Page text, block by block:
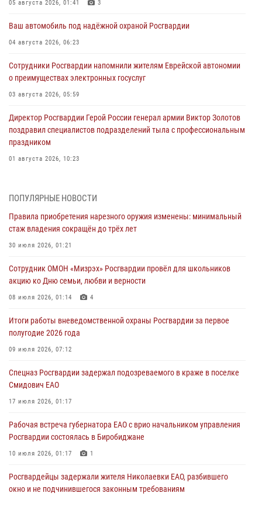
05 августа 2026, 01:41 3
Ваш автомобиль под надёжной охраной Росгвардии
04 августа 2026, 06:23
Сотрудники Росгвардии напомнили жителям Еврейской автономии
о преимуществах электронных госуслуг
03 августа 2026, 05:59
Директор Росгвардии Герой России генерал армии Виктор Золотов
поздравил специалистов подразделений тыла с профессиональным
праздником
01 августа 2026, 10:23
Российской Федерации
В Росгвардии вспоминают российских воинов, погибших в Первой
мировой войне 1914-1918 годов
Внесены изменения в правила проведения контрольного отстрела
гражданского оружия
Правила приобретения нарезного оружия изменены: минимальный
стаж владения сокращён до трёх лет
ПОПУЛЯРНЫЕ НОВОСТИ
Правила приобретения нарезного оружия изменены: минимальный
стаж владения сокращён до трёх лет
30 июля 2026, 01:21
Сотрудник ОМОН «Мизрэх» Росгвардии провёл для школьников
акцию ко Дню семьи, любви и верности
08 июля 2026, 01:14 4
Итоги работы вневедомственной охраны Росгвардии за первое
полугодие 2026 года
09 июля 2026, 07:12
Спецназ Росгвардии задержал подозреваемого в краже в поселке
Смидович ЕАО
17 июля 2026, 01:17
Рабочая встреча губернатора ЕАО с врио начальником управления
Росгвардии состоялась в Биробиджане
10 июля 2026, 01:17 1
Росгвардейцы задержали жителя Николаевки ЕАО, разбившего
окно и не подчинившегося законным требованиям